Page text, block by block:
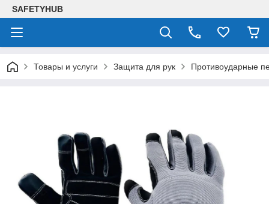
SAFETYHUB
Товары и услуги Защита для рук Противоударные